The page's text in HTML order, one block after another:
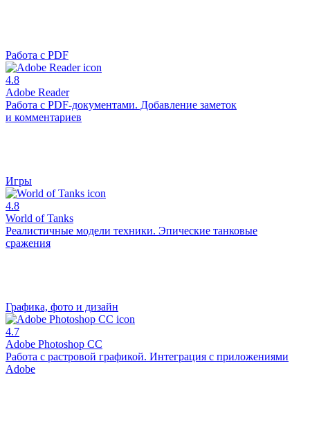
Работа с PDF
4.8
Adobe Reader
Работа с PDF-документами. Добавление заметок
и комментариев
Игры
4.8
World of Tanks
Реалистичные модели техники. Эпические танковые
сражения
Графика, фото и дизайн
4.7
Adobe Photoshop CC
Работа с растровой графикой. Интеграция с приложениями
Adobe